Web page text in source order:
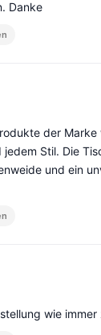
Danke
der
jedem Stil. Die
und ein
wie